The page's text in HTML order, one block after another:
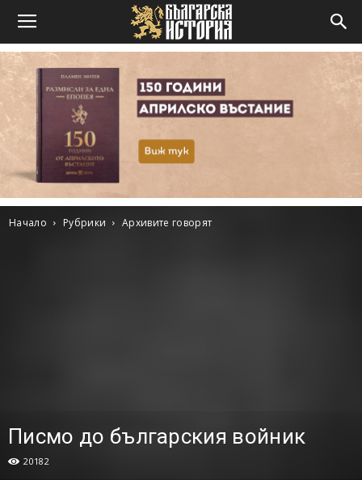
Начало Рубрики Архивите говорят
Писмо до българския войник
20182